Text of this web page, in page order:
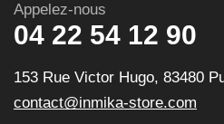
Appelez-nous
04 22 54 12 90
153 Rue Victor Hugo, 83480
contact@inmika-store.com